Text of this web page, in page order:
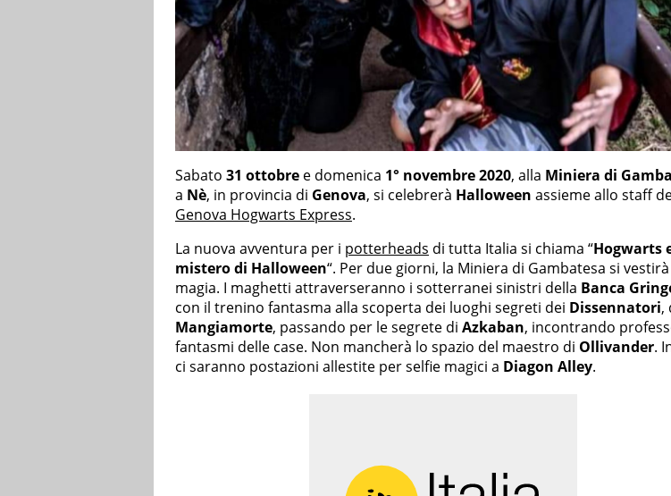
Sabato 31 ottobre e domenica 1° novembre 2020, alla Miniera di
a Nè, in provincia di Genova, si celebrerà Halloween assieme allo staff
Genova Hogwarts Express.
La nuova avventura per i potterheads di tutta Italia si chiama “Hogwarts
mistero di Halloween“. Per due giorni, la Miniera di Gambatesa si
magia. I maghetti attraverseranno i sotterranei sinistri della Banca
con il trenino fantasma alla scoperta dei luoghi segreti dei Dissennatori,
Mangiamorte, passando per le segrete di Azkaban, incontrando
fantasmi delle case. Non mancherà lo spazio del maestro di Ollivander.
ci saranno postazioni allestite per selfie magici a Diagon Alley.